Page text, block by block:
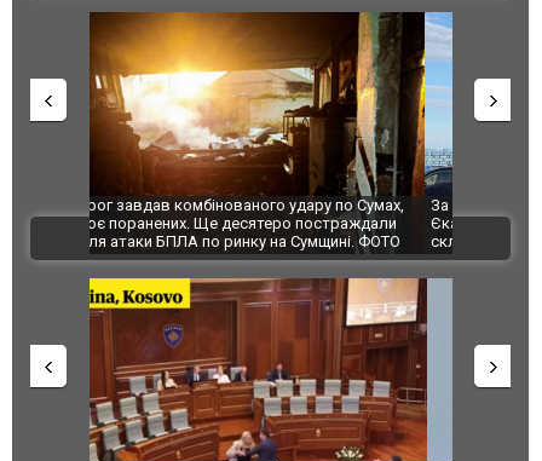
За 2000 кілометрів від кордону з Україною: в
Єкатеринбурзі після атаки дронів загорівся
склад Wildberries. ФОТО. ВІДЕО
"Мої
ВІДЕО